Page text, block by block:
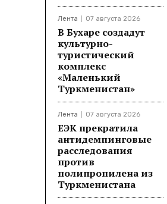
Лента 07 августа 2026
В Бухаре создадут
культурно-
туристический
комплекс
«Маленький
Туркменистан»
Лента 07 августа 2026
ЕЭК прекратила
антидемпинговые
расследования
против
полипропилена из
Туркменистана